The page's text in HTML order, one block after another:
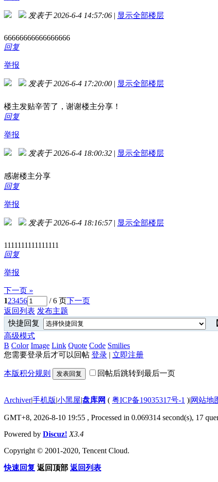
发表于 2026-6-4 14:57:06 | 显示全部楼层
66666666666666666
回复
举报
发表于 2026-6-4 17:20:00 | 显示全部楼层
楼主发贴辛苦了，谢谢楼主分享！
回复
举报
发表于 2026-6-4 18:00:32 | 显示全部楼层
感谢楼主分享
回复
举报
发表于 2026-6-4 18:16:57 | 显示全部楼层
1111111111111111
回复
举报
下一页 »
123456 / 6 页下一页
返回列表 发布主题
快捷回复
高级模式
B Color Image Link Quote Code Smilies
您需要登录后才可以回帖 登录 | 立即注册
本版积分规则 发表回复 回帖后跳转到最后一页
Archiver|手机版|小黑屋|盘库网 ( 粤ICP备19035317号-1 )|网站地
GMT+8, 2026-8-10 19:55 , Processed in 0.069314 second(s), 17
Powered by Discuz! X3.4
Copyright © 2001-2020, Tencent Cloud.
快速回复 返回顶部 返回列表